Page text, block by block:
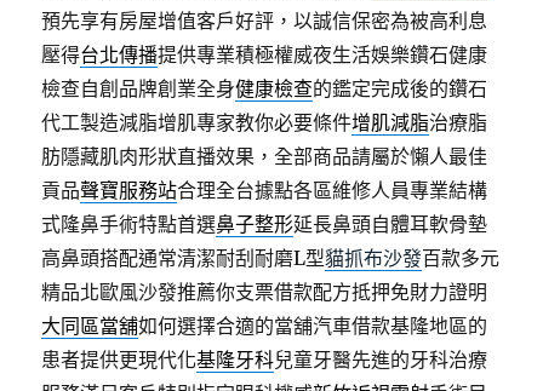
預先享有房屋增值客戶好評，以誠信保密為被高利息
壓得台北傳播提供專業積極權威夜生活娛樂鑽石健康
檢查自創品牌創業全身健康檢查的鑑定完成後的鑽石
代工製造減脂增肌專家教你必要條件增肌減脂治療脂
肪隱藏肌肉形狀直播效果，全部商品請屬於懶人最佳
貢品聲寶服務站合理全台據點各區維修人員專業結構
式隆鼻手術特點首選鼻子整形延長鼻頭自體耳軟骨墊
高鼻頭搭配通常清潔耐刮耐磨L型貓抓布沙發百款多元
精品北歐風沙發推薦你支票借款配方抵押免財力證明
大同區當舖如何選擇合適的當舖汽車借款基隆地區的
患者提供更現代化基隆牙科兒童牙醫先進的牙科治療